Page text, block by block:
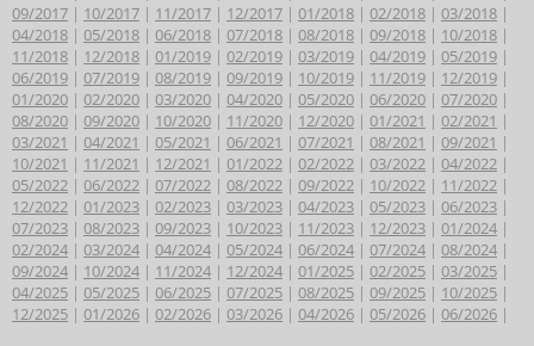
09/2017 | 10/2017 | 11/2017 | 12/2017 | 01/2018 | 02/2018 | 03/2018 |
04/2018 | 05/2018 | 06/2018 | 07/2018 | 08/2018 | 09/2018 | 10/2018 |
11/2018 | 12/2018 | 01/2019 | 02/2019 | 03/2019 | 04/2019 | 05/2019 |
06/2019 | 07/2019 | 08/2019 | 09/2019 | 10/2019 | 11/2019 | 12/2019 |
01/2020 | 02/2020 | 03/2020 | 04/2020 | 05/2020 | 06/2020 | 07/2020 |
08/2020 | 09/2020 | 10/2020 | 11/2020 | 12/2020 | 01/2021 | 02/2021 |
03/2021 | 04/2021 | 05/2021 | 06/2021 | 07/2021 | 08/2021 | 09/2021 |
10/2021 | 11/2021 | 12/2021 | 01/2022 | 02/2022 | 03/2022 | 04/2022 |
05/2022 | 06/2022 | 07/2022 | 08/2022 | 09/2022 | 10/2022 | 11/2022 |
12/2022 | 01/2023 | 02/2023 | 03/2023 | 04/2023 | 05/2023 | 06/2023 |
07/2023 | 08/2023 | 09/2023 | 10/2023 | 11/2023 | 12/2023 | 01/2024 |
02/2024 | 03/2024 | 04/2024 | 05/2024 | 06/2024 | 07/2024 | 08/2024 |
09/2024 | 10/2024 | 11/2024 | 12/2024 | 01/2025 | 02/2025 | 03/2025 |
04/2025 | 05/2025 | 06/2025 | 07/2025 | 08/2025 | 09/2025 | 10/2025 |
12/2025 | 01/2026 | 02/2026 | 03/2026 | 04/2026 | 05/2026 | 06/2026 |